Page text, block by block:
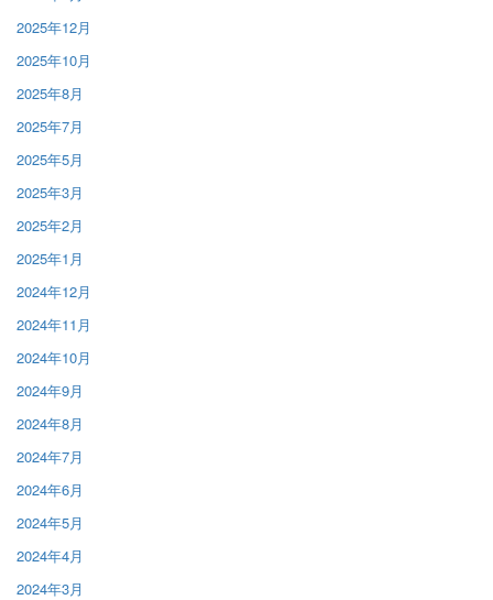
2025年12月
2025年10月
2025年8月
2025年7月
2025年5月
2025年3月
2025年2月
2025年1月
2024年12月
2024年11月
2024年10月
2024年9月
2024年8月
2024年7月
2024年6月
2024年5月
2024年4月
2024年3月